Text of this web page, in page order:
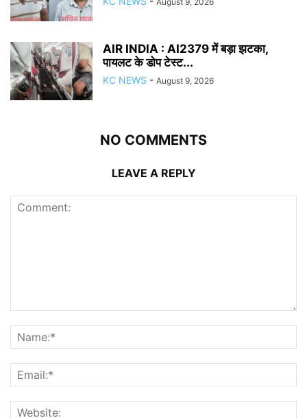
AIR INDIA : AI2379 में बड़ा झटका,
पायलट के डोप टेस्ट...
KC NEWS - August 9, 2026
NO COMMENTS
LEAVE A REPLY